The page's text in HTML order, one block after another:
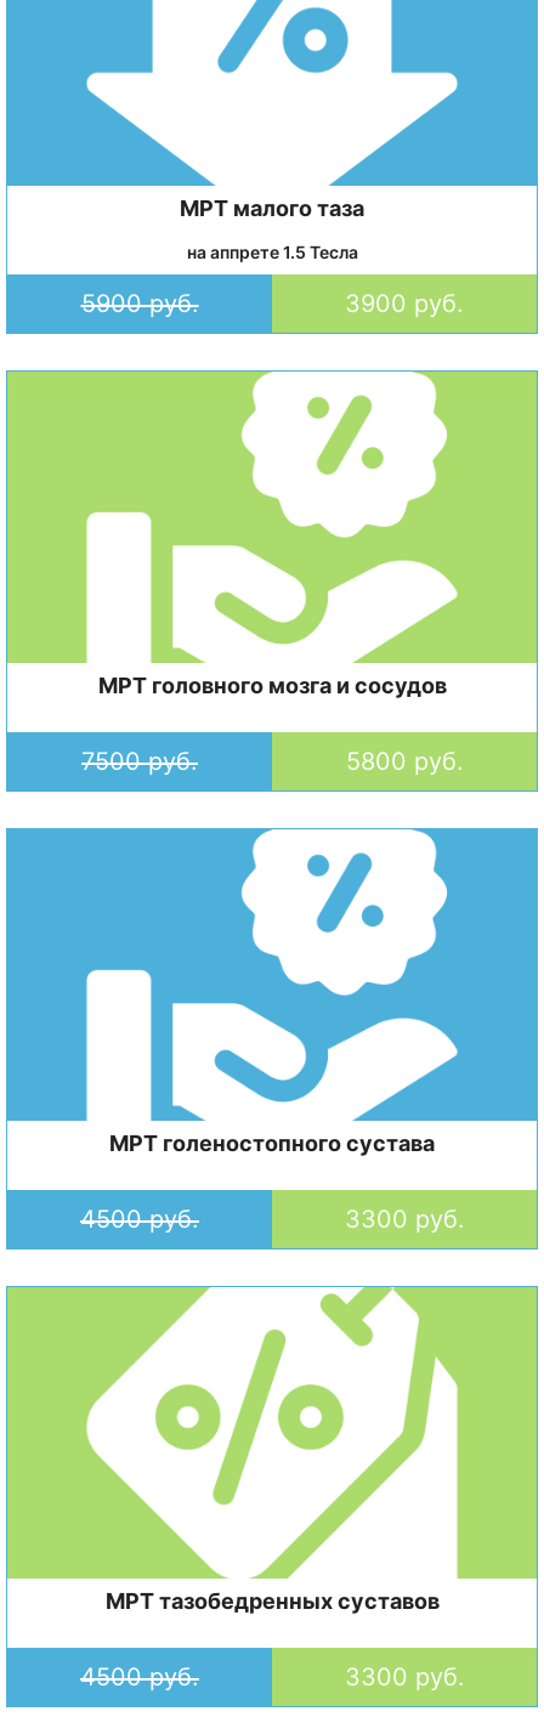
МРТ малого таза
на аппрете 1.5 Тесла
5900 руб. 3900 руб.
МРТ головного мозга и сосудов
7500 руб. 5800 руб.
МРТ голеностопного сустава
4500 руб. 3300 руб.
МРТ тазобедренных суставов
4500 руб. 3300 руб.